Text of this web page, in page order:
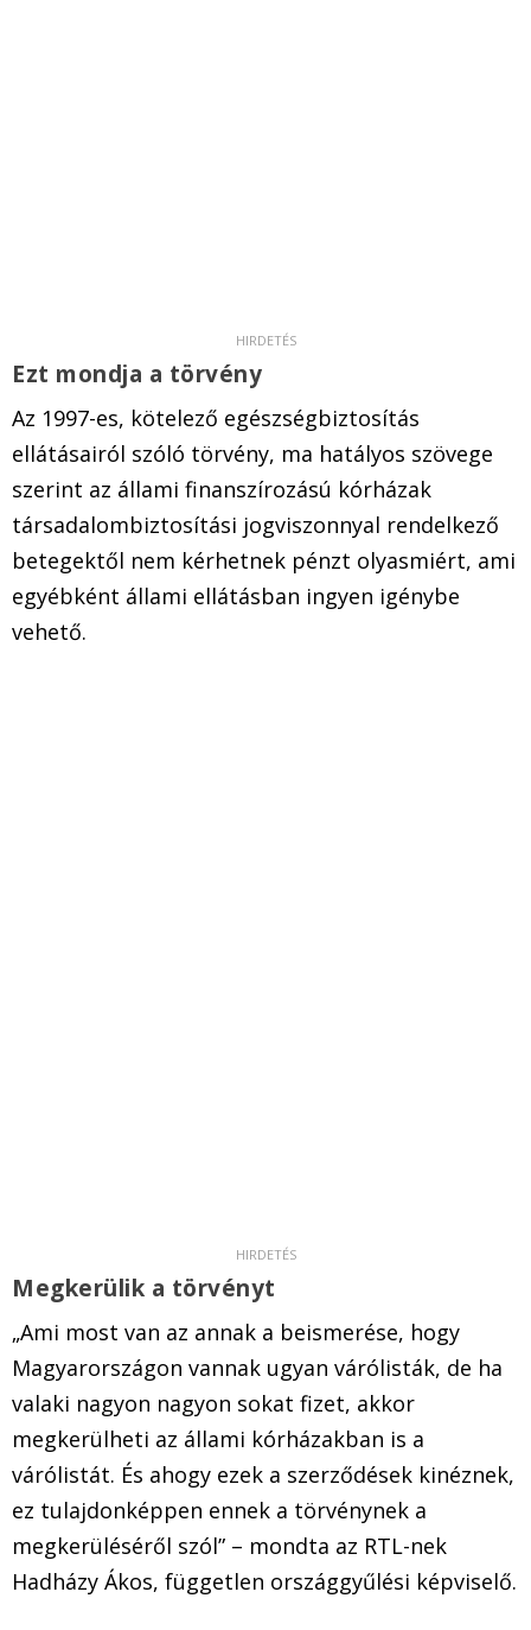
Ezt mondja a törvény
Az 1997-es, kötelező egészségbiztosítás
ellátásairól szóló törvény, ma hatályos szövege
szerint az állami finanszírozású kórházak
társadalombiztosítási jogviszonnyal rendelkező
betegektől nem kérhetnek pénzt olyasmiért, ami
egyébként állami ellátásban ingyen igénybe
vehető.
Megkerülik a törvényt
„Ami most van az annak a beismerése, hogy
Magyarországon vannak ugyan várólisták, de ha
valaki nagyon nagyon sokat fizet, akkor
megkerülheti az állami kórházakban is a
várólistát. És ahogy ezek a szerződések kinéznek,
ez tulajdonképpen ennek a törvénynek a
megkerüléséről szól” – mondta az RTL-nek
Hadházy Ákos, független országgyűlési képviselő.